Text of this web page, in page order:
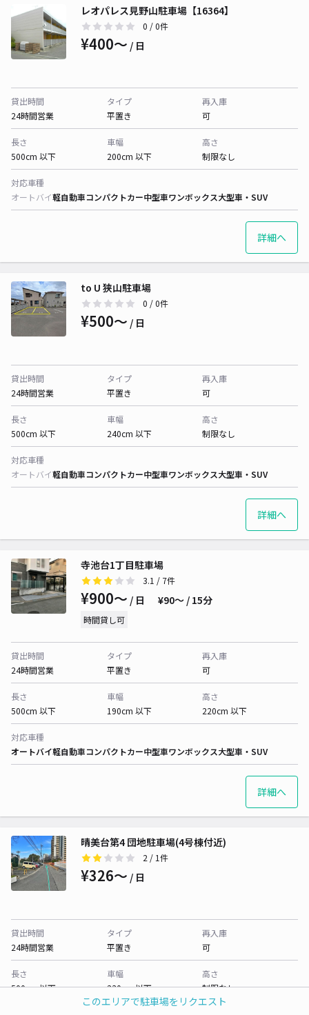
このエリアで駐車場をリクエスト
レオパレス見野山駐車場【16364】
0 / 0件
¥400〜 / 日
貸出時間
24時間営業
タイプ
平置き
再入庫
可
長さ
500cm 以下
車幅
200cm 以下
高さ
制限なし
対応車種
オートバイ軽自動車コンパクトカー中型車ワンボックス大型車・SUV
詳細へ
to U 狭山駐車場
0 / 0件
¥500〜 / 日
貸出時間
24時間営業
タイプ
平置き
再入庫
可
長さ
500cm 以下
車幅
240cm 以下
高さ
制限なし
対応車種
オートバイ軽自動車コンパクトカー中型車ワンボックス大型車・SUV
詳細へ
寺池台1丁目駐車場
3.1 / 7件
¥900〜 / 日 ¥90〜 / 15分
時間貸し可
貸出時間
24時間営業
タイプ
平置き
再入庫
可
長さ
500cm 以下
車幅
190cm 以下
高さ
220cm 以下
対応車種
オートバイ軽自動車コンパクトカー中型車ワンボックス大型車・SUV
詳細へ
晴美台第4 団地駐車場(4号棟付近)
2 / 1件
¥326〜 / 日
貸出時間
24時間営業
タイプ
平置き
再入庫
可
長さ
500cm 以下
車幅
230cm 以下
高さ
制限なし